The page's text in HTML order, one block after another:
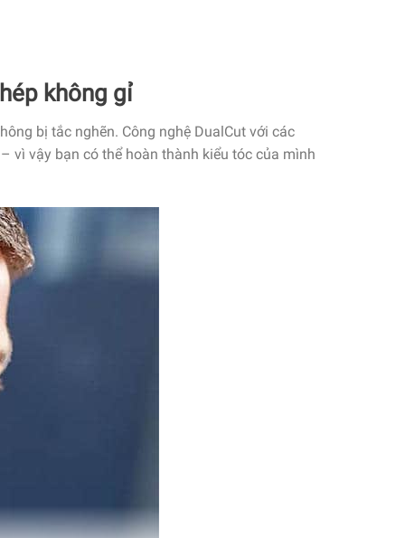
không gỉ
bị tắc nghẽn. Công nghệ DualCut với các
vì vậy bạn có thể hoàn thành kiểu tóc của mình